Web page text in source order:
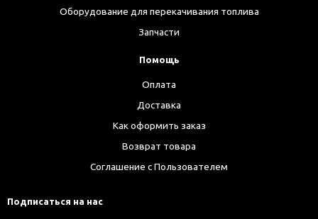
Оборудование для перекачивания топлива
Запчасти
Помощь
Оплата
Доставка
Как оформить заказ
Возврат товара
Соглашение с Пользователем
Подписаться на нас